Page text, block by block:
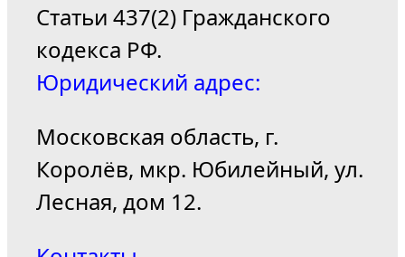
Статьи 437(2) Гражданского
кодекса РФ.
Юридический адрес:
Московская область, г.
Королёв, мкр. Юбилейный, ул.
Лесная, дом 12.